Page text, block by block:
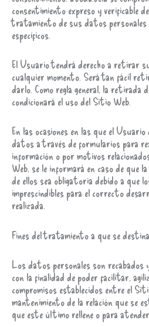
consentimiento expreso y verificable
tratamiento de sus datos personales
específicos.
El Usuario tendrá derecho a retirar
cualquier momento. Será tan fácil
darlo. Como regla general, la retirada
condicionará el uso del Sitio Web.
En las ocasiones en las que el
datos a través de formularios para
información o por motivos
Web, se le informará en caso de que
de ellos sea obligatoria debido a que
imprescindibles para el correcto
realizada.
Fines del tratamiento a que se
Los datos personales son
con la finalidad de poder facilitar,
compromisos establecidos entre el
mantenimiento de la relación que se
que este último rellene o para